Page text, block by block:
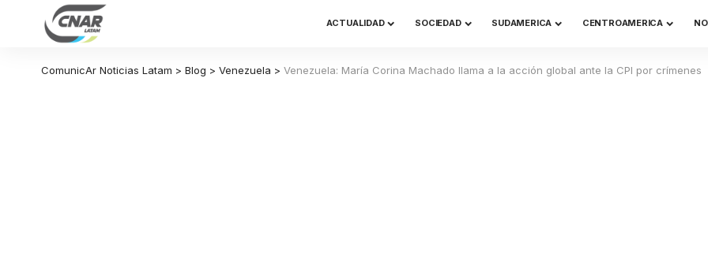
ACTUALIDAD SOCIEDAD SUDAMERICA CENTROAMERICA
ComunicAr Noticias Latam > Blog > Venezuela > Venezuela: María Corina Machado llama a la acción global ante la CPI por crímenes